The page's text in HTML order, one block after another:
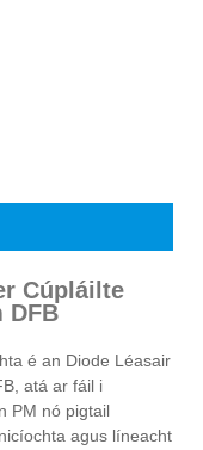
Cúpláilte
DFB
é an Diode Léasair
atá ar fáil i
PM nó pigtail
agus líneacht